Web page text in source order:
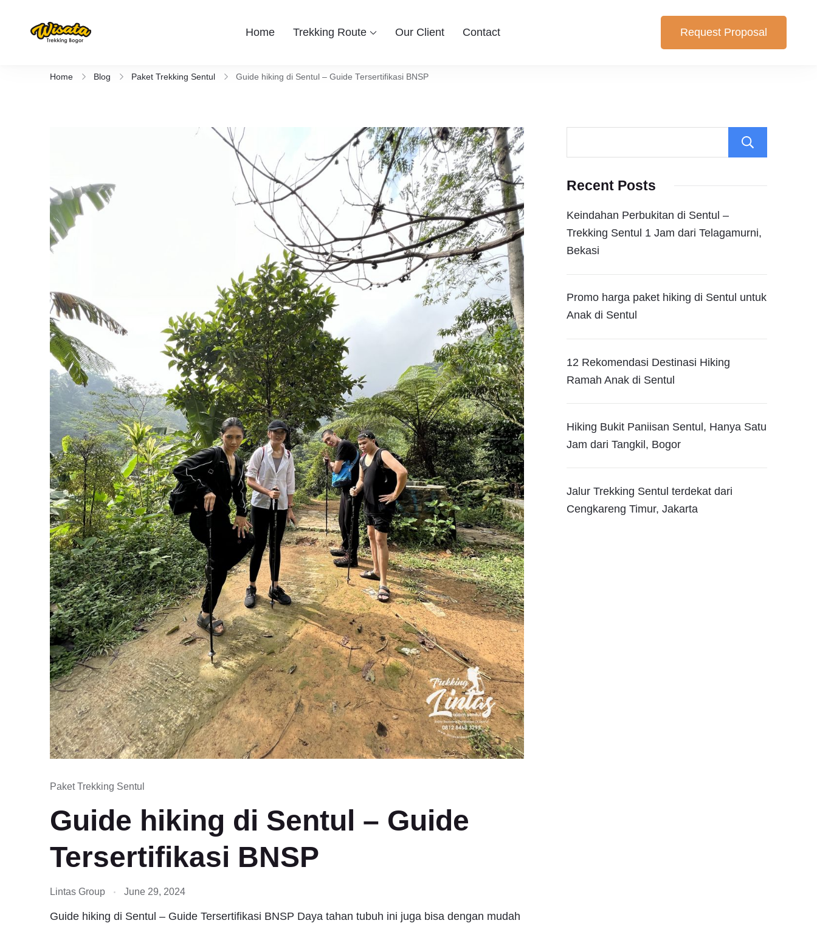
Aktivitas outdoor Bogor untuk anda yang ingin berwisata ke Bogor Sentul, Hiking dan Trekking Sentul pilihan yang cocok untuk anda. Berikut Pilihan Harga Paket ,
Home Trekking Route Our Client Contact Request Proposal
Home Blog Paket Trekking Sentul Guide hiking di Sentul – Guide Tersertifikasi BNSP
Paket Trekking Sentul
Guide hiking di Sentul – Guide
Tersertifikasi BNSP
Lintas Group June 29, 2024
Guide hiking di Sentul – Guide Tersertifikasi BNSP Daya tahan tubuh ini juga bisa dengan mudah
Recent Posts
Keindahan Perbukitan di Sentul –
Trekking Sentul 1 Jam dari Telagamurni,
Bekasi
Promo harga paket hiking di Sentul untuk
Anak di Sentul
12 Rekomendasi Destinasi Hiking
Ramah Anak di Sentul
Hiking Bukit Paniisan Sentul, Hanya Satu
Jam dari Tangkil, Bogor
Jalur Trekking Sentul terdekat dari
Cengkareng Timur, Jakarta